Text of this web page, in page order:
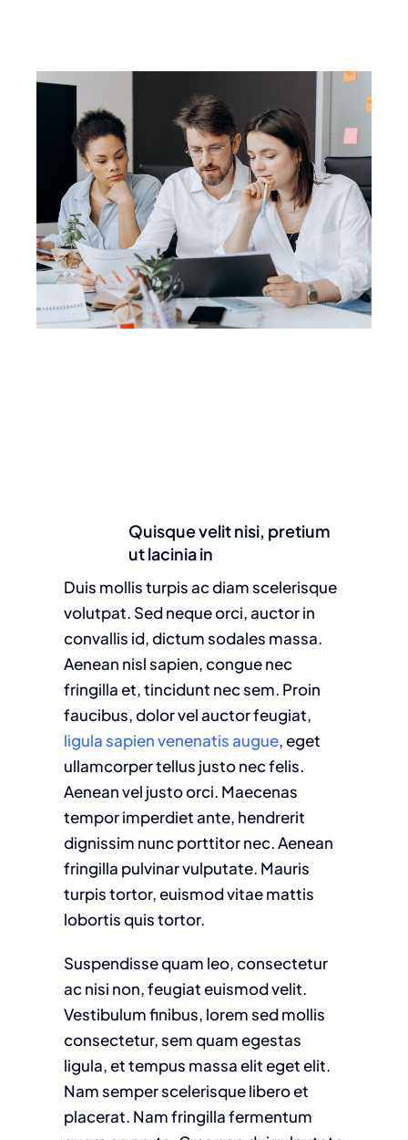
Quisque velit nisi, pretium
ut lacinia in
Duis mollis turpis ac diam scelerisque
volutpat. Sed neque orci, auctor in
convallis id, dictum sodales massa.
Aenean nisl sapien, congue nec
fringilla et, tincidunt nec sem. Proin
faucibus, dolor vel auctor feugiat,
ligula sapien venenatis augue, eget
ullamcorper tellus justo nec felis.
Aenean vel justo orci. Maecenas
tempor imperdiet ante, hendrerit
dignissim nunc porttitor nec. Aenean
fringilla pulvinar vulputate. Mauris
turpis tortor, euismod vitae mattis
lobortis quis tortor.
Suspendisse quam leo, consectetur
ac nisi non, feugiat euismod velit.
Vestibulum finibus, lorem sed mollis
consectetur, sem quam egestas
ligula, et tempus massa elit eget elit.
Nam semper scelerisque libero et
placerat. Nam fringilla fermentum